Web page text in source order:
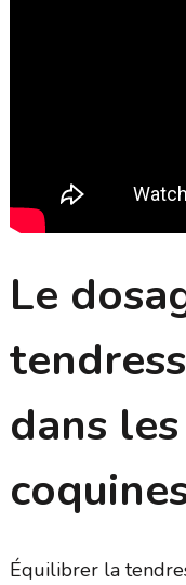
Le
dans
Équilibrer la